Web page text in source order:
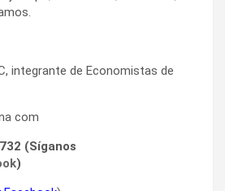
integrante de Economistas de
com
(Síganos
)